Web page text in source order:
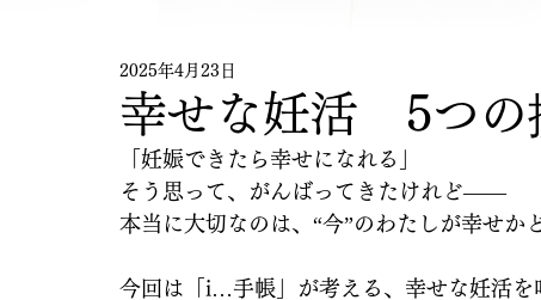
幸せな妊活 5つの
2025年4月23日
「妊娠できたら幸せになれる」
そう思って、がんばってきたけれど——
本当に大切なのは、“今”のわたしが幸せか
今回は「i…手帳」が考える、幸せな妊活を